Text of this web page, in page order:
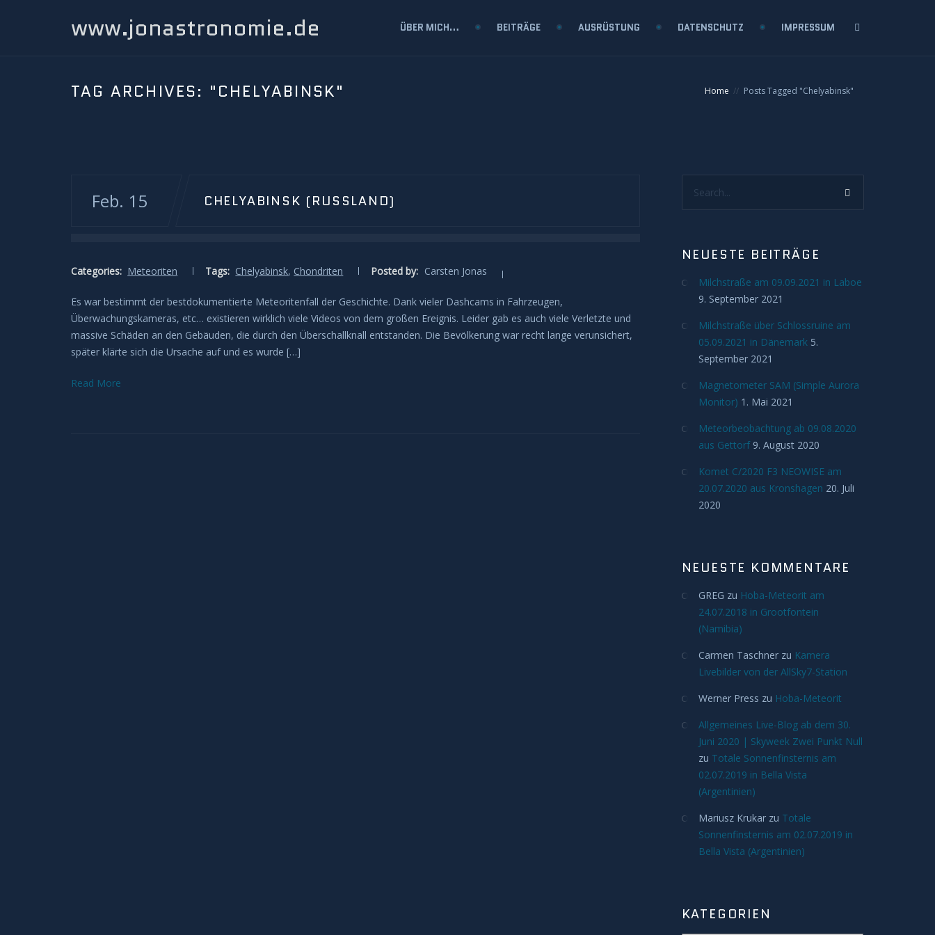
www.jonastronomie.de ÜBER MICH… BEITRÄGE AUSRÜSTUNG DATENSCHUTZ IMPRESSUM
TAG ARCHIVES: "CHELYABINSK" Home Posts Tagged "Chelyabinsk"
Feb. 15 CHELYABINSK (RUSSLAND)
Categories: Meteoriten Tags: Chelyabinsk, Chondriten Posted by: Carsten Jonas
Es war bestimmt der bestdokumentierte Meteoritenfall der Geschichte. Dank vieler Dashcams in Fahrzeugen,
Überwachungskameras, etc… existieren wirklich viele Videos von dem großen Ereignis. Leider gab es auch viele Verletzte und
massive Schäden an den Gebäuden, die durch den Überschallknall entstanden. Die Bevölkerung war recht lange verunsichert,
später klärte sich die Ursache auf und es wurde […]
Read More
NEUESTE BEITRÄGE
Milchstraße am 09.09.2021 in Laboe
9. September 2021
Milchstraße über Schlossruine am
05.09.2021 in Dänemark 5.
September 2021
Magnetometer SAM (Simple Aurora
Monitor) 1. Mai 2021
Meteorbeobachtung ab 09.08.2020
aus Gettorf 9. August 2020
Komet C/2020 F3 NEOWISE am
20.07.2020 aus Kronshagen 20. Juli
2020
NEUESTE KOMMENTARE
GREG zu Hoba-Meteorit am
24.07.2018 in Grootfontein
(Namibia)
Carmen Taschnerzu Kamera
Livebilder von der AllSky7-Station
Werner Press zu Hoba-Meteorit
Allgemeines Live-Blog ab dem 30.
Juni 2020 | Skyweek Zwei Punkt Null
zu Totale Sonnenfinsternis am
02.07.2019 in Bella Vista
(Argentinien)
Mariusz Krukarzu Totale
Sonnenfinsternis am 02.07.2019 in
Bella Vista (Argentinien)
KATEGORIEN